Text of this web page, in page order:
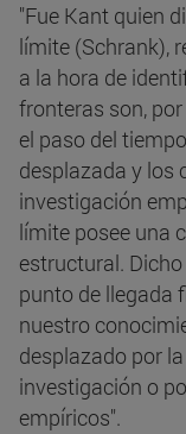
"Fue Kant quien
límite (Schrank),
a la hora de
fronteras son,
el paso del
desplazada y los
investigación
límite posee una
estructural.
punto de llegada
nuestro
desplazado por
investigación o
empíricos".